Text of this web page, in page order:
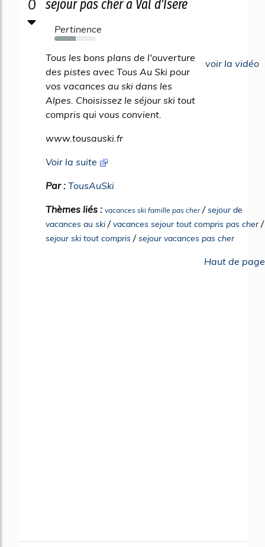
0 séjour pas cher à Val d'Isère
Pertinence
51%
voir la vidéo
Tous les bons plans de l'ouverture
des pistes avec Tous Au Ski pour
vos vacances au ski dans les
Alpes. Choisissez le séjour ski tout
compris qui vous convient.
www.tousauski.fr
Voir la suite
Par : TousAuSki
Thèmes liés : vacances ski famille pas cher/sejour de
vacances au ski /vacances sejour tout compris pas cher/
sejour ski tout compris /sejour vacances pas cher
Haut de page